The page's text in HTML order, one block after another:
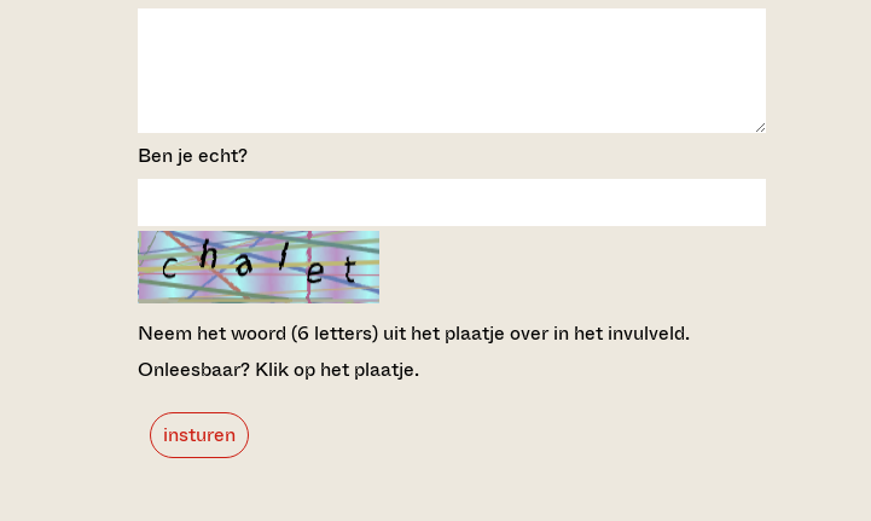
Ben je echt?
Neem het woord (6 letters) uit het plaatje over in het invulveld.
Onleesbaar? Klik op het plaatje.
insturen